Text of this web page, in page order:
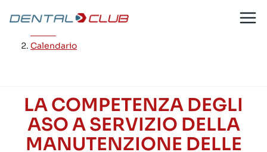
contenuto
Calendario
LA COMPETENZA DEGLI
ASO A SERVIZIO DELLA
MANUTENZIONE DELLE